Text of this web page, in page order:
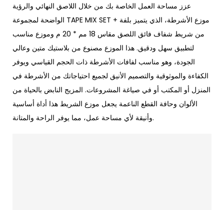
عزز مساحة العمل الخاصة بك من خلال اللاصق النهائي والرؤية
الواضحة لمجموعة TAPE MIX SET + موزع الأشرطة، الذي يتميز بلفة
من شريط شفاف فائق اللصق مقاس 18 مم * 20 م وموزع مناسب
لتطبيق سهل ودقيق. هذا الموزع مصنوع من بلاستيك متين وعالي
الجودة، وهو مناسب لفافات الأشرطة ذات الحجم القياسي ويوفر
الكفاءة والموثوقية والتصميم الأنيق لجميع احتياجاتك من الأشرطة في
المنزل أو المكتب أو في صياغة المشروعات. المزيج النابض بالحياة من
الألوان وحافة القطع الناعمة يجعل موزع الشريط هذا أداة أساسية
وأنيقة لأي مساحة عمل، مما يوفر الراحة والمتانة.